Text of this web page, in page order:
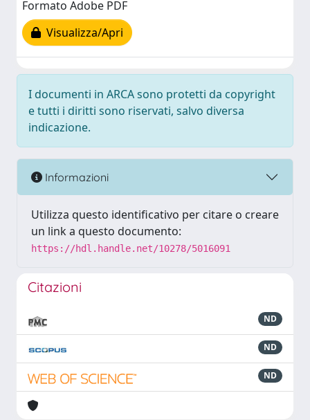
Formato Adobe PDF
Visualizza/Apri
I documenti in ARCA sono protetti da copyright
e tutti i diritti sono riservati, salvo diversa
indicazione.
Informazioni
Utilizza questo identificativo per citare o creare
un link a questo documento:
https://hdl.handle.net/10278/5016091
Citazioni
ND
ND
ND